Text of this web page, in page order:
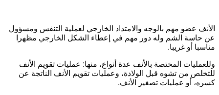
عضو مهم بالوجه والامتداد الخارجي لعملية التنفس ومسؤول
حاسة الشم وله دور مهم في إعطاء الشكل الخارجي مظهرا
أو غريبا.
المختصة بالأنف عدة أنواع، منها: عمليات تقويم الأنف
من تشوه قبل الولادة، وعمليات تقويم الأنف الناتجة عن
أو عمليات تصغير الأنف.